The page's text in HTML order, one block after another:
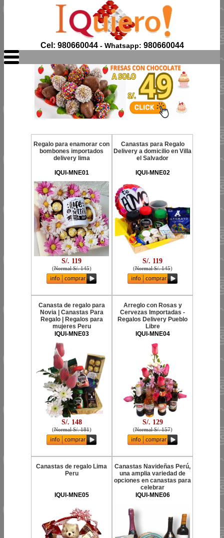
Cel: 980660044- Whatsapp: 980660044
Regalo para enamorar con
bombones importados
delivery lima
IQUI-MNE01
S/. 119
(Normal S/. 145)
Canastas para Regalo
Delivery a domicilio en Villa
el Salvador
IQUI-MNE02
S/. 119
(Normal S/. 145)
Canasta de regalo para
Novia | Canastas Para
Regalo | Regalos para
mujeres Peru
IQUI-MNE03
S/. 148
(Normal S/. 181)
Arreglo con Rosas y
Cervezas Importadas -
Regalos Delivery Pueblo
Libre
IQUI-MNE04
S/. 129
(Normal S/. 157)
Canastas de regalo Lima
Peru
IQUI-MNE05
Canastas Navideñas Perú,
una amplia variedad de
opciones en canastas para
celebrar
IQUI-MNE06